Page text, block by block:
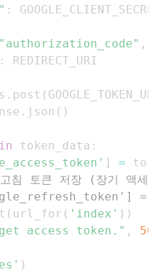
:
"authorization_code" ,
:
. post (
. json ( )
in token_data :
] =
침 토큰 저장 (장기 액세
( url_for ( 'index' ) )
access token." ,
)